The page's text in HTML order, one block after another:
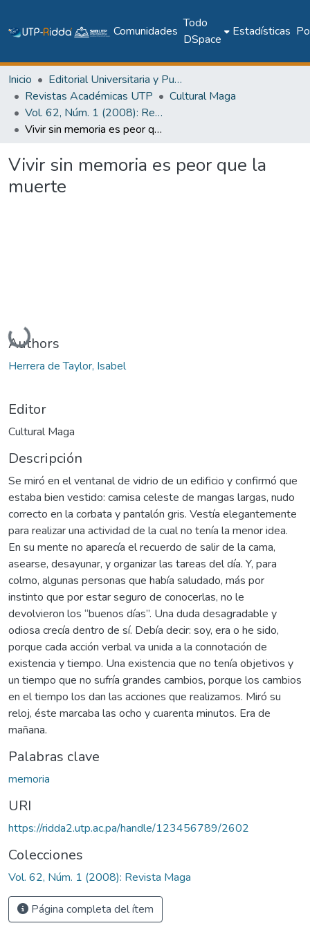
Comunidades
Todo
DSpace
Estadísticas
Inicio
Editorial Universitaria y Publicaciones Seriadas
Revistas Académicas UTP
Cultural Maga
Vol. 62, Núm. 1 (2008): Revista Maga
Vivir sin memoria es peor que la muerte
Vivir sin memoria es peor que la
muerte
Cargando...
Authors
Herrera de Taylor, Isabel
Editor
Cultural Maga
Descripción
Se miró en el ventanal de vidrio de un edificio y confirmó que
estaba bien vestido: camisa celeste de mangas largas, nudo
correcto en la corbata y pantalón gris. Vestía elegantemente
para realizar una actividad de la cual no tenía la menor idea.
En su mente no aparecía el recuerdo de salir de la cama,
asearse, desayunar, y organizar las tareas del día. Y, para
colmo, algunas personas que había saludado, más por
instinto que por estar seguro de conocerlas, no le
devolvieron los “buenos días”. Una duda desagradable y
odiosa crecía dentro de sí. Debía decir: soy, era o he sido,
porque cada acción verbal va unida a la connotación de
existencia y tiempo. Una existencia que no tenía objetivos y
un tiempo que no sufría grandes cambios, porque los cambios
en el tiempo los dan las acciones que realizamos. Miró su
reloj, éste marcaba las ocho y cuarenta minutos. Era de
mañana.
Palabras clave
memoria
URI
https://ridda2.utp.ac.pa/handle/123456789/2602
Colecciones
Vol. 62, Núm. 1 (2008): Revista Maga
Página completa del ítem